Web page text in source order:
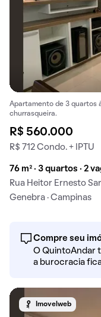
Apartamento de 3 quartos
churrasqueira.
R$ 560.000
R$ 712 Condo. + IPTU
76 m² · 3 quartos · 2
Rua Heitor Ernesto
Genebra · Campinas
Compre seu
O QuintoAndar
a burocracia
Imovelweb